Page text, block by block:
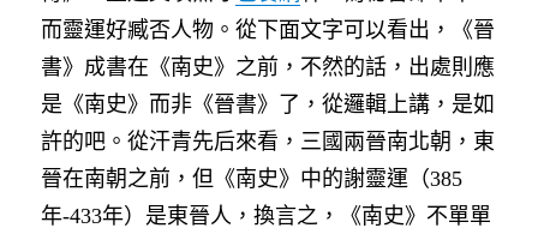
而靈運好臧否人物。從下面文字可以看出，《晉
書》成書在《南史》之前，不然的話，出處則應
是《南史》而非《晉書》了，從邏輯上講，是如
許的吧。從汗青先后來看，三國兩晉南北朝，東
晉在南朝之前，但《南史》中的謝靈運（385
年-433年）是東晉人，換言之，《南史》不單單